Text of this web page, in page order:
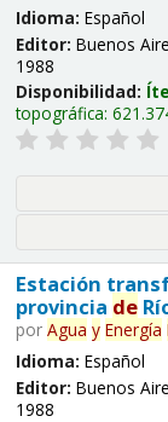
Idioma: Español
Editor: Buenos
1988
Disponibilidad:
topográfica:
Estación
provincia de
por Agua y Energía
Idioma: Español
Editor: Buenos
1988